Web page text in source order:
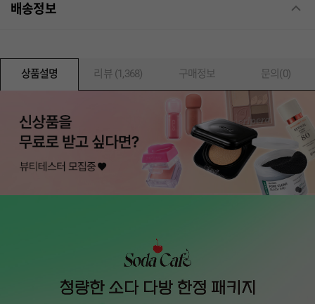
배송정보
상품설명 리뷰 (1,368) 구매정보 문의(0)